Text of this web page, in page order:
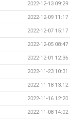
2022-12-13 09:29
2022-12-09 11:17
2022-12-07 15:17
2022-12-05 08:47
2022-12-01 12:36
2022-11-23 10:31
2022-11-18 13:12
2022-11-16 12:20
2022-11-08 14:02